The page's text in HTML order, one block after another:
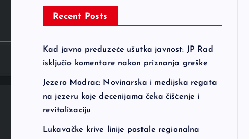
Recent Posts
Kad javno preduzeće ušutka javnost: JP Rad
isključio komentare nakon priznanja greške
Jezero Modrac: Novinarska i medijska regata
na jezeru koje decenijama čeka čišćenje i
revitalizaciju
Lukavačke krive linije postale regionalna